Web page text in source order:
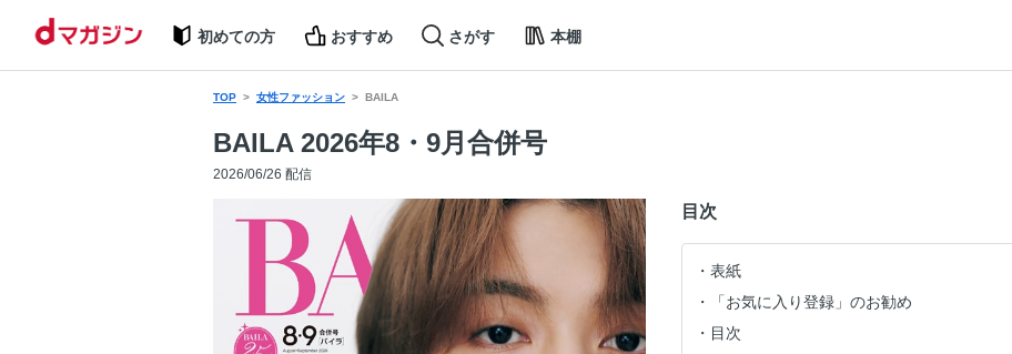
初めての方 おすすめ さがす 本棚
TOP 女性ファッション BAILA
BAILA 2026年8・9月合併号
2026/06/26 配信
目次
表紙
「お気に入り登録」のお勧め
目次